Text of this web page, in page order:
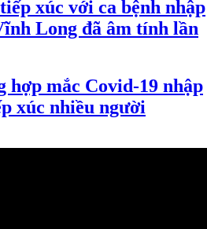
xúc với ca bệnh nhập
Long đã âm tính lần
hợp mắc Covid-19 nhập
xúc nhiều người